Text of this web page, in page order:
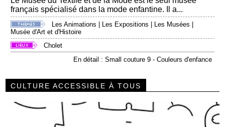
français spécialisé dans la mode enfantine. Il a...
Les Animations | Les Expositions | Les Musées |
Musée d'Art et d'Histoire
Cholet
En détail : Small couture 9 - Couleurs d'enfance
CULTURE ACCESSIBLE À TOUS